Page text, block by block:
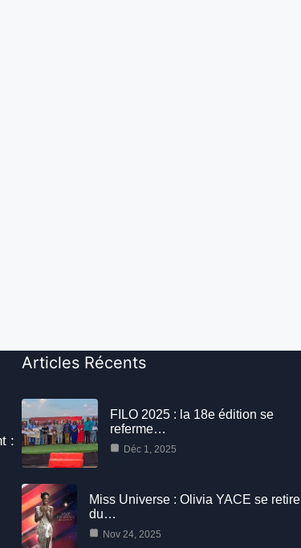
:
Articles Récents
FILO 2025 : la 18e édition se
referme…
Déc 1, 2025
Miss Universe : Olivia YACE se retire
du…
Nov 24, 2025